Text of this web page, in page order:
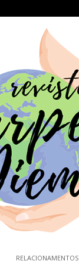
RELACIONAMENTOS